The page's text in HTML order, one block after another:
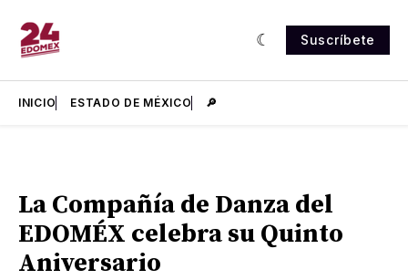
Suscríbete
INICIO ESTADO DE MÉXICO 🔎
La Compañía de Danza del
EDOMÉX celebra su Quinto
Aniversario